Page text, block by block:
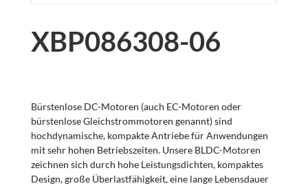
XBP086308-06
Bürstenlose DC-Motoren (auch EC-Motoren oder
bürstenlose Gleichstrommotoren genannt) sind
hochdynamische, kompakte Antriebe für Anwendungen
mit sehr hohen Betriebszeiten. Unsere BLDC-Motoren
zeichnen sich durch hohe Leistungsdichten, kompaktes
Design, große Überlastfähigkeit, eine lange Lebensdauer